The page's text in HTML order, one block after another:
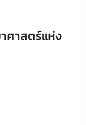
ศาสตร์แห่ง